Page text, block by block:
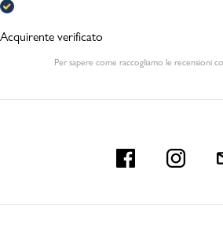
Acquirente verificato
Per sapere come raccogliamo le recensioni